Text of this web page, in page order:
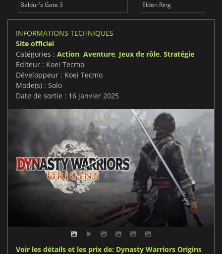
Baldur's Gate 3 Elden Ring
INFORMATIONS TECHNIQUES
Site officiel
Catégories : Action, Aventure, Jeux de rôle, Stratégie
Editeur : Koei Tecmo
Développeur : Koei Tecmo
Mode(s) : Solo
Date de sortie : 16 janvier 2025
Voir les détails et les prix de: Dynasty Warriors Origins